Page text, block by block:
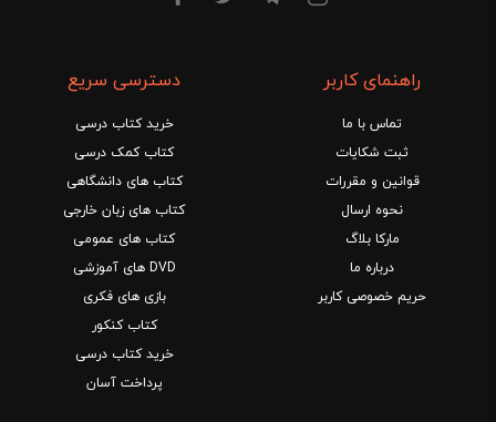
راهنمای کاربر
تماس با ما
ثبت شکایات
قوانین و مقررات
نحوه ارسال
مارکا بلاگ
درباره ما
حریم خصوصی کاربر
دسترسی سریع
خرید کتاب درسی
کتاب کمک درسی
کتاب های دانشگاهی
کتاب های زبان خارجی
کتاب های عمومی
DVD های آموزشی
بازی های فکری
کتاب کنکور
خرید کتاب درسی
پرداخت آسان